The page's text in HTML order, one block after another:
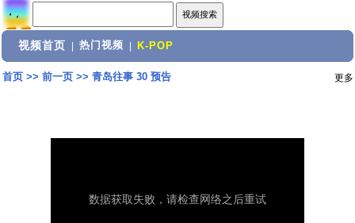
视频首页 热门视频 K-POP
首页>> 前一页>> 青岛往事 30 预告 更多